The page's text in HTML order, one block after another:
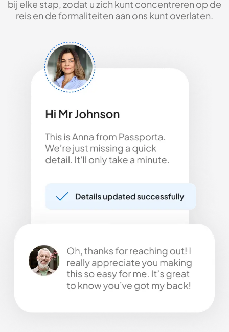
bij elke stap, zodat u zich kunt concentreren op de
reis en de formaliteiten aan ons kunt overlaten.